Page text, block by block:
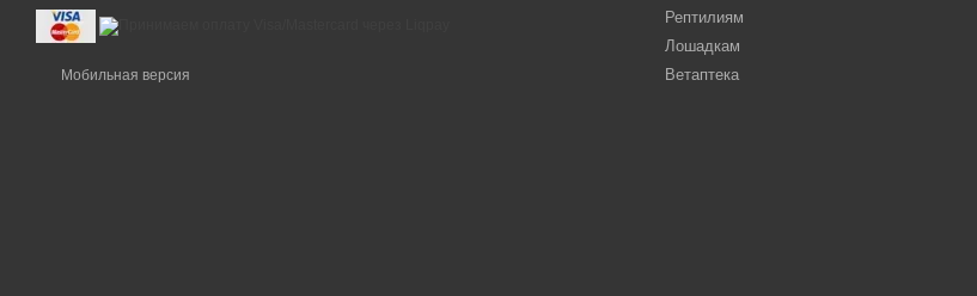
Мобильная версия
Рептилиям
Лошадкам
Ветаптека